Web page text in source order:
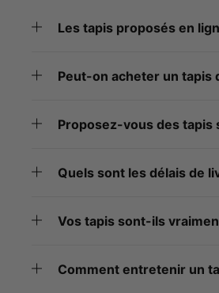
Les tapis proposés en
Peut-on acheter un tapis
Proposez-vous des tapis
Quels sont les délais de
Vos tapis sont-ils
Comment entretenir un